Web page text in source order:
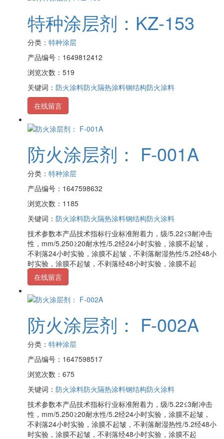
特种涂层剂：KZ-153
分类： 特种涂层
产品编号：1649812412
浏览次数：519
关键词： 防火涂料防火隔热涂料钢结构防火涂料
在线留言
防火涂层剂： F-001A
分类： 特种涂层
产品编号：1647598632
浏览次数：1185
关键词： 防火涂料防火隔热涂料钢结构防火涂料
技术参数本产品技术指标行业标准附着力，级/5.22≤3耐冲击
性，mm/5.250≥20耐水性/5.2经24小时实验，涂膜不起皱，
不剥落24小时实验，涂膜不起皱，不剥落耐湿热性/5.2经48小
时实验，涂膜不起皱，不剥落经48小时实验，涂膜不起
在线留言
防火涂层剂： F-002A
分类： 特种涂层
产品编号：1647598517
浏览次数：675
关键词： 防火涂料防火隔热涂料钢结构防火涂料
技术参数本产品技术指标行业标准附着力，级/5.22≤3耐冲击
性，mm/5.250≥20耐水性/5.2经24小时实验，涂膜不起皱，
不剥落24小时实验，涂膜不起皱，不剥落耐湿热性/5.2经48小
时实验，涂膜不起皱，不剥落经48小时实验，涂膜不起